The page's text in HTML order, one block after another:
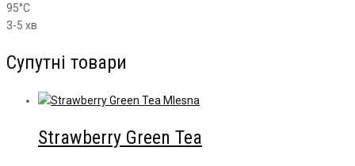
95°С
3-5 хв
Супутні товари
Strawberry Green Tea